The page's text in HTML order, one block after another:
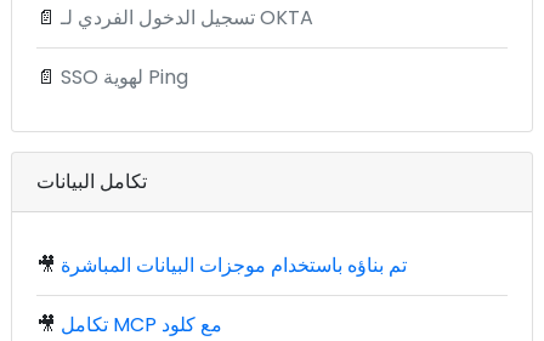
📄 تسجيل الدخول الفردي لـ OKTA
📄 SSO لهوية Ping
تكامل البيانات
🎥 تم بناؤه باستخدام موجزات البيانات المباشرة
🎥 تكامل MCP مع كلود